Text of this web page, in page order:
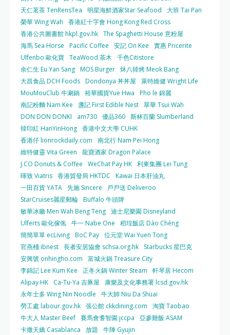
天仁茗茶 TenRensTea
明星海鮮酒家Star Seafood
大班 Tai Pan
榮華 Wing Wah
香港紅十字會 Hong Kong Red Cross
香港公共圖書館 hkpl.gov.hk The Spaghetti House 意粉屋
海馬 Sea Horse
Pacific Coffee 安記 On Kee
實惠 Pricerite
Ulfenbo 歐化寶 TeaWood 茶木 千色Citistore
余仁生 Eu Yan Sang MOS Burger 炑八韓烤 Meok Bang
大昌食品 DCH Foods Dondonya 丼丼屋
萊特維健 Wright Life
MouMouClub 牛涮鍋 裕華國貨Yue Hwa
Pho le 錦麗
南記粉麵 Nam Kee
盞記 First Edible Nest 翠華 Tsui Wah
DON DON DONKI
am730 優品360 斯林百蘭 Slumberland
韓印紅 HanYinHong 香港中文大學 CUHK
香港仔 lionrockdaily.com
南北行 Nam Pei Hong
維特健靈 Vita Green
龍寶酒家 Dragon Palace
J.CO Donuts & Coffee
WeChat Pay HK 利東集團 Lei Tung
暉致 Viatris 香港貿發局 HKTDC
Kawai 日本肝油丸
一田百貨 YATA 先施 Sincere
戶戶送 Deliveroo
StarCruises麗星郵輪 Buffalo 牛頭牌
敏華冰廳 Men Wah Beng Teng 迪士尼樂園 Disneyland
Ulferts 歐化傢俬 牛一 Nabe One
稻埕飯店 Dào Chéng
簡簡單單 ecLiving BoC Pay 位元堂 Wai Yuen Tong
官燕棧 ibnest 長者安居協會 schsa.org.hk
Starbucks 星巴克
安興號 onhingho.com
富城火鍋 Treasure City
李錦記 Lee Kum Kee
正冬火鍋 Winter Steam
軒琴居 Hecom
Alipay HK
Ca-Tu-Ya 吉豚屋
康樂及文化事務署 lcsd.gov.hk
永年士多 Wing Nin Noodle
牛大帥 Niu Da Shuai
勞工處 labour.gov.hk 張公館 ckkdining.com
淘寶 Taobao
牛大人 Master Beef 賽馬會耆智園 jccpa
亞參雞飯 ASAM
卡撒天嬌 Casablanca
放題
牛陣 Gyujin